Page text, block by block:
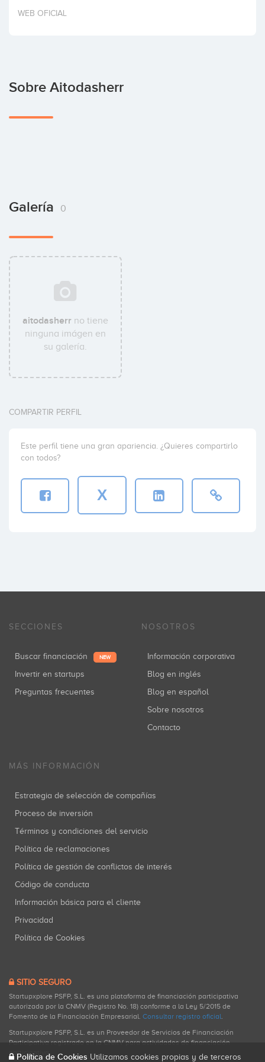
Invertir
WEB OFICIAL
Sobre Aitodasherr
Galería 0
aitodasherr no tiene
ninguna imágen en
su galería.
COMPARTIR PERFIL
Este perfil tiene una gran apariencia. ¿Quieres compartirlo
con todos?
X
SECCIONES
Buscar financiación NEW
Invertir en startups
Preguntas frecuentes
NOSOTROS
Información corporativa
Blog en inglés
Blog en español
Sobre nosotros
Contacto
MÁS INFORMACIÓN
Estrategia de selección de compañías
Proceso de inversión
Términos y condiciones del servicio
Política de reclamaciones
Política de gestión de conflictos de interés
Código de conducta
Información básica para el cliente
Privacidad
Política de Cookies
SITIO SEGURO
Startupxplore PSFP, S.L. es una plataforma de financiación participativa
autorizada por la CNMV (Registro No. 18) conforme a la Ley 5/2015 de
Fomento de la Financiación Empresarial. Consultar registro oficial.
Startupxplore PSFP, S.L. es un Proveedor de Servicios de Financiación
Participativa registrado en la CNMV para actividades de financiación
participativa.
Política de Cookies Utilizamos cookies propias y de terceros